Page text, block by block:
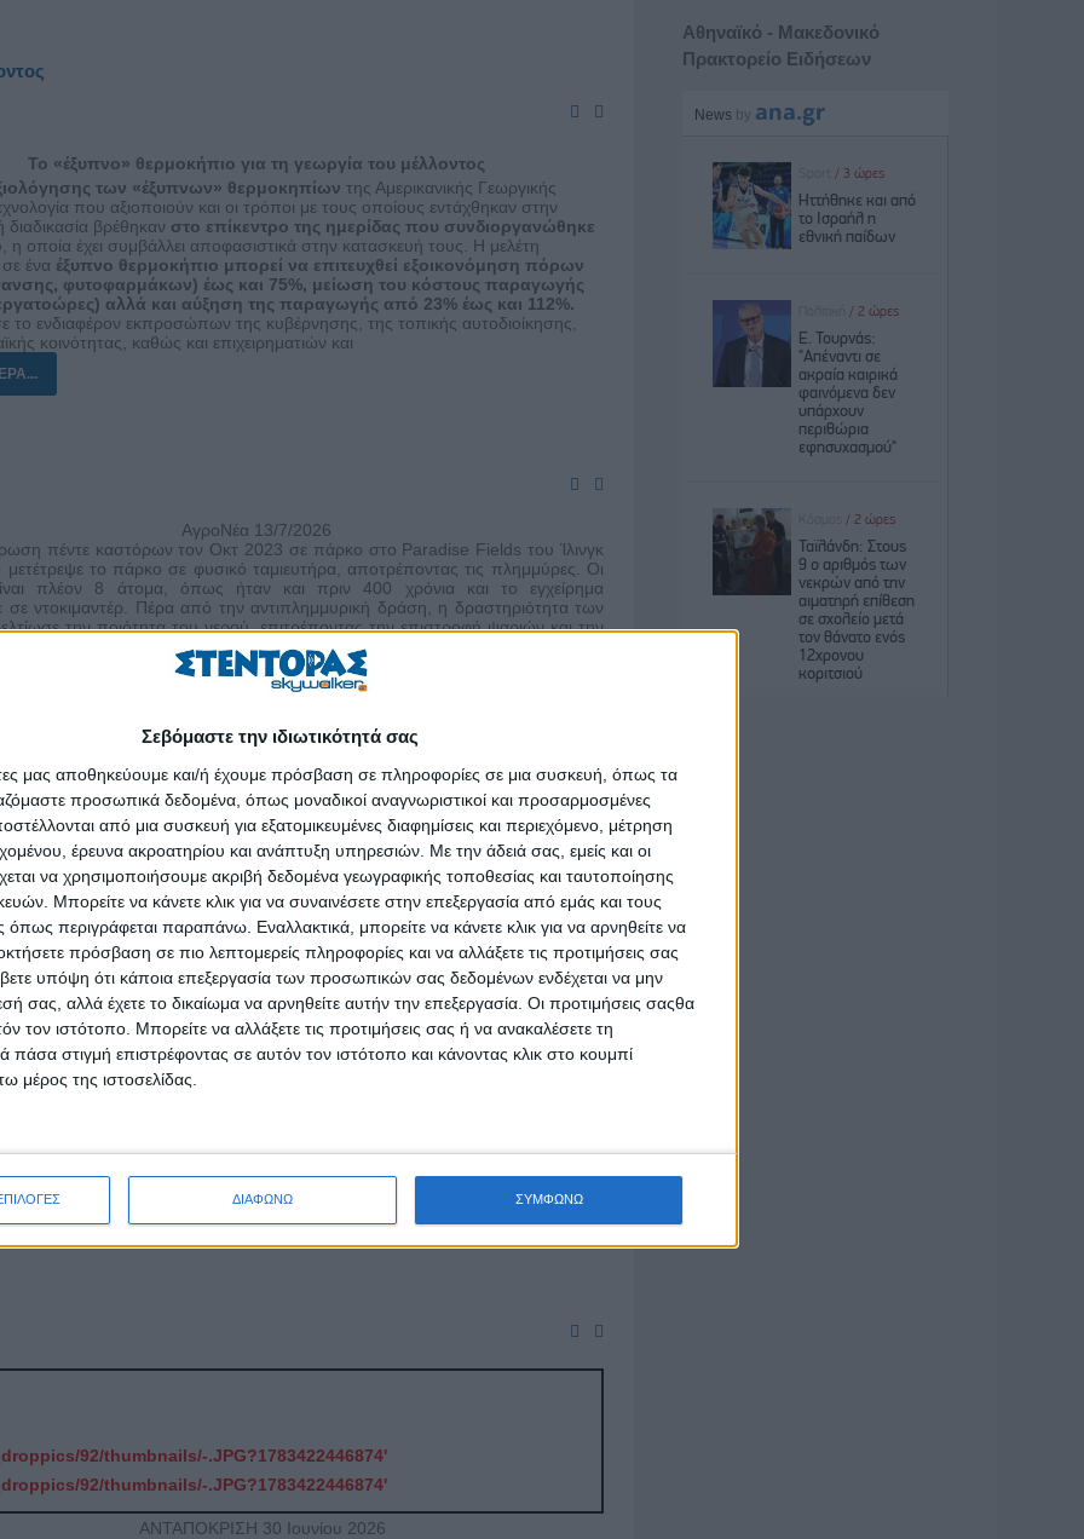
Σεβόμαστε την ιδιωτικότητά σας
μας αποθηκεύουμε και/ή έχουμε πρόσβαση σε πληροφορίες σε μια συσκευή, όπως τα
προσωπικά δεδομένα, όπως μοναδικοί αναγνωριστικοί και προσαρμοσμένες
από μια συσκευή για εξατομικευμένες διαφημίσεις και περιεχόμενο, μέτρηση
έρευνα ακροατηρίου και ανάπτυξη υπηρεσιών. Με την άδειά σας, εμείς και οι
να χρησιμοποιήσουμε ακριβή δεδομένα γεωγραφικής τοποθεσίας και ταυτοποίησης
Μπορείτε να κάνετε κλικ για να συναινέσετε στην επεξεργασία από εμάς και τους
περιγράφεται παραπάνω. Εναλλακτικά, μπορείτε να κάνετε κλικ για να αρνηθείτε να
πρόσβαση σε πιο λεπτομερείς πληροφορίες και να αλλάξετε τις προτιμήσεις σας
υπόψη ότι κάποια επεξεργασία των προσωπικών σας δεδομένων ενδέχεται να μην
σας, αλλά έχετε το δικαίωμα να αρνηθείτε αυτήν την επεξεργασία. Οι προτιμήσεις σαςθα
τον ιστότοπο. Μπορείτε να αλλάξετε τις προτιμήσεις σας ή να ανακαλέσετε τη
στιγμή επιστρέφοντας σε αυτόν τον ιστότοπο και κάνοντας κλικ στο κουμπί
μέρος της ιστοσελίδας.
ΔΙΑΦΩΝΩ ΣΥΜΦΩΝΩ
Το «έξυπνο» θερμοκήπιο για τη γεωργία του μέλλοντος
των «έξυπνων» θερμοκηπίων της Αμερικανικής Γεωργικής
που αξιοποιούν και οι τρόποι με τους οποίους εντάχθηκαν στην
διαδικασία βρέθηκαν στο επίκεντρο της ημερίδας που συνδιοργανώθηκε
, η οποία έχει συμβάλλει αποφασιστικά στην κατασκευή τους. Η μελέτη
σε ένα έξυπνο θερμοκήπιο μπορεί να επιτευχθεί εξοικονόμηση πόρων
φυτοφαρμάκων) έως και 75%, μείωση του κόστους παραγωγής
αλλά και αύξηση της παραγωγής από 23% έως και 112%.
το ενδιαφέρον εκπροσώπων της κυβέρνησης, της τοπικής αυτοδιοίκησης,
κοινότητας, καθώς και επιχειρηματιών και
ΑγροΝέα 13/7/2026
πέντε καστόρων τον Οκτ 2023 σε πάρκο στο Paradise Fields του Ίλινγκ
μετέτρεψε το πάρκο σε φυσικό ταμιευτήρα, αποτρέποντας τις πλημμύρες. Οι
πλέον 8 άτομα, όπως ήταν και πριν 400 χρόνια και το εγχείρημα
σε ντοκιμαντέρ. Πέρα από την αντιπλημμυρική δράση, η δραστηριότητα των
την ποιότητα του νερού, επιτρέποντας την επιστροφή ψαριών και την
τοπικού οικοσυστήματος. Ο δήμαρχος του Λονδίνου επιβεβαίωσαν την
φυσικής λύσης, σε αντίθεση με παλαιότερες αποτυχημένες παρεμβάσεις. Το
ως παράδειγμα για την ανθεκτικότητα στην κλιματική αλλαγή.
Εκδήλωση για τα «έξυπνα» θερμοκήπια
υπουργού Αγροτικής Ανάπτυξης και Τροφίμων, Μαργαρίτη Σχοινά
τηνΠαρασκευή 17 Ιουλίου 2026(09:30 – 13:00) η σημαντική ημερίδα
θερμοκήπια: Τεχνολογία, Εκπαίδευση και Μελέτη αξιολόγησής
από την Αμερικανική Γεωργική Σχολή Θεσσαλονίκης και
θα φιλοξενηθεί στις εγκαταστάσεις τουεκπαιδευτικού κέντρου «Αλίκη
Ιδρύματος (Μαρίνου Αντύπα 54, Θέρμη).
92/thumbnails/-.JPG?1783422446874'
92/thumbnails/-.JPG?1783422446874'
ΑΝΤΑΠΟΚΡΙΣΗ 30 Ιουνίου 2026
Αθηναϊκό - Μακεδονικό
Πρακτορείο Ειδήσεων